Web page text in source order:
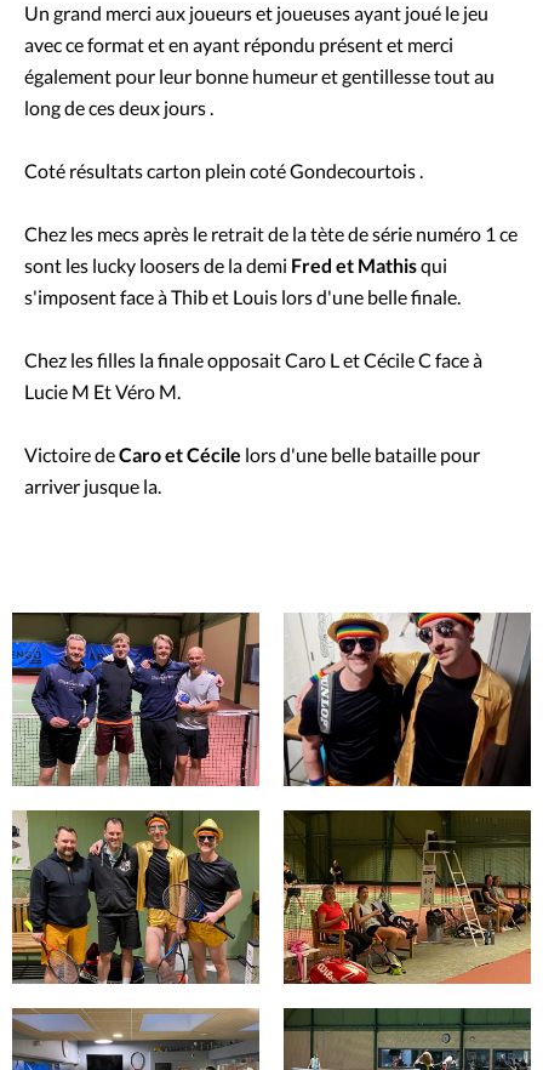
Un grand merci aux joueurs et joueuses ayant joué le jeu
avec ce format et en ayant répondu présent et merci
également pour leur bonne humeur et gentillesse tout au
long de ces deux jours .
Coté résultats carton plein coté Gondecourtois .
Chez les mecs après le retrait de la tète de série numéro 1 ce
sont les lucky loosers de la demi Fred et Mathisqui
s'imposent face à Thib et Louis lors d'une belle finale.
Chez les filles la finale opposait Caro L et Cécile C face à
Lucie M Et Véro M.
Victoire deCaro et Cécile lors d'une belle bataille pour
arriver jusque la.